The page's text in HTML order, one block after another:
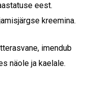
eest.
kreemina.
imendub
näole ja kaelale.